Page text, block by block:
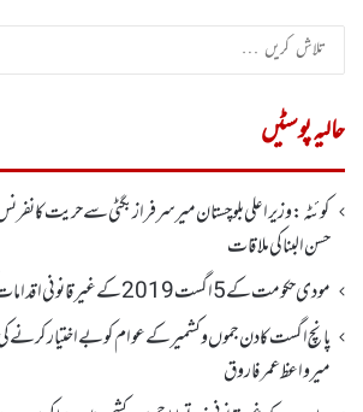
حالیہ پوسٹیں
کوئٹہ : وزیر اعلی بلوچستان میر سرفراز بگٹی سے حریت
حسن البنا کی ملاقات
مودی حکومت کے 5اگست2019کے غیر قانونی اقدامات کی شدید مذمت
پانچ اگست کادن جموں و کشمیر کے عوام کو بے اختیار کرنے
میرواعظ عمر فاروق